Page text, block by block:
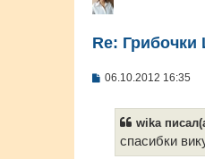
Re:
С
06.10.2012 16:35
wika
спасибки